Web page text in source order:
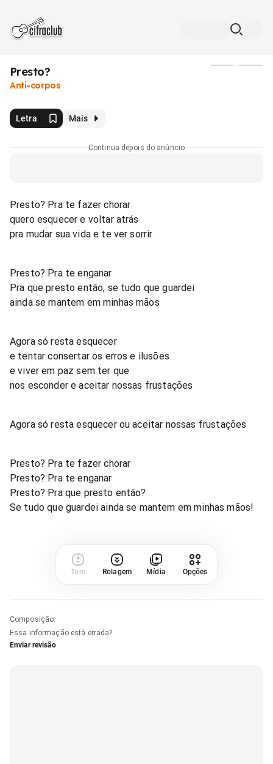
Presto?
Anti-corpos
Letra Mais
Continua depois do anúncio
Presto? Pra te fazer chorar
quero esquecer e voltar atrás
pra mudar sua vida e te ver sorrir
Presto? Pra te enganar
Pra que presto então, se tudo que guardei
ainda se mantem em minhas mãos
Agora só resta esquecer
e tentar consertar os erros e ilusões
e viver em paz sem ter que
nos esconder e aceitar nossas frustações
Agora só resta esquecer ou aceitar nossas frustações
Presto? Pra te fazer chorar
Presto? Pra te enganar
Presto? Pra que presto então?
Se tudo que guardei ainda se mantem em minhas mãos!
Tom Rolagem Mídia Opções
Composição:
Essa informação está errada?
Enviar revisão